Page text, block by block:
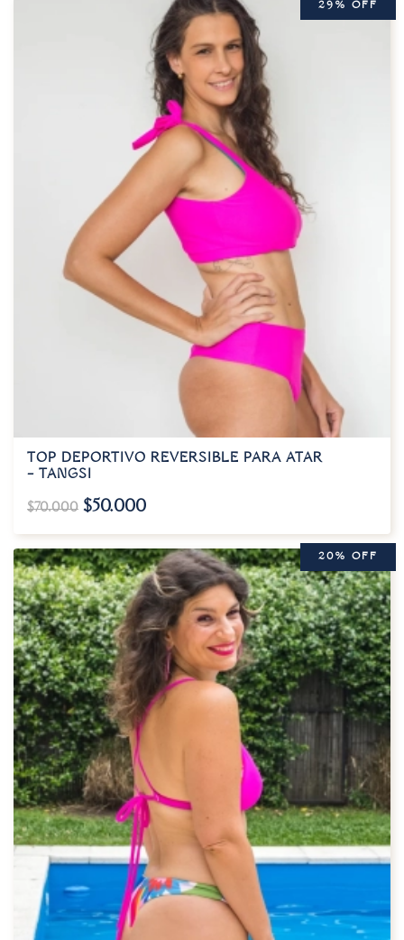
29% OFF
TOP DEPORTIVO REVERSIBLE PARA ATAR
– TANGSI
$70.000 $50.000
20% OFF